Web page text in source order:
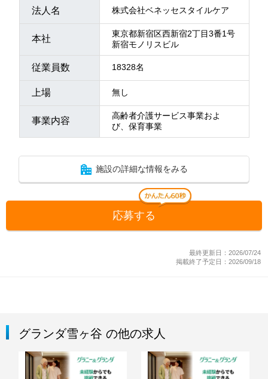
法人名 株式会社ベネッセスタイルケア
本社
東京都新宿区西新宿2丁目3番1号
新宿モノリスビル
従業員数 18328名
上場 無し
事業内容
高齢者介護サービス事業およ
び、保育事業
施設の詳細な情報をみる
応募する
最終更新日：2026/07/24
掲載終了予定日：2026/09/18
グランダ雪ヶ谷 の他の求人